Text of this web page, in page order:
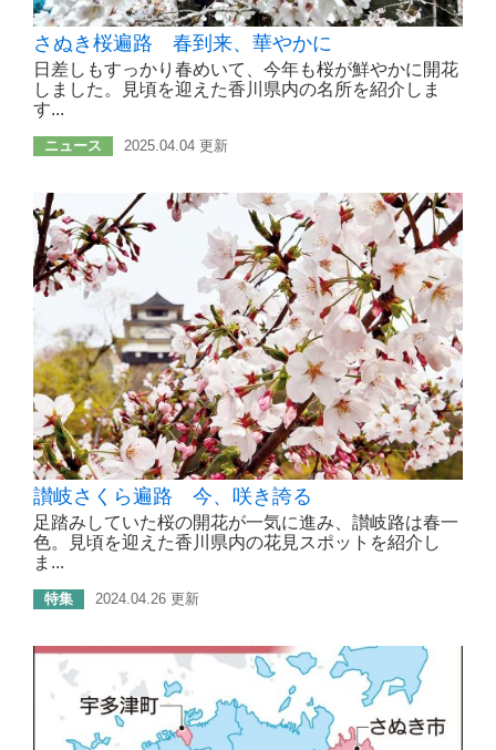
さぬき桜遍路 春到来、華やかに
日差しもすっかり春めいて、今年も桜が鮮やかに開花
しました。見頃を迎えた香川県内の名所を紹介しま
す...
ニュース 2025.04.04 更新
讃岐さくら遍路 今、咲き誇る
足踏みしていた桜の開花が一気に進み、讃岐路は春一
色。見頃を迎えた香川県内の花見スポットを紹介し
ま...
特集 2024.04.26 更新